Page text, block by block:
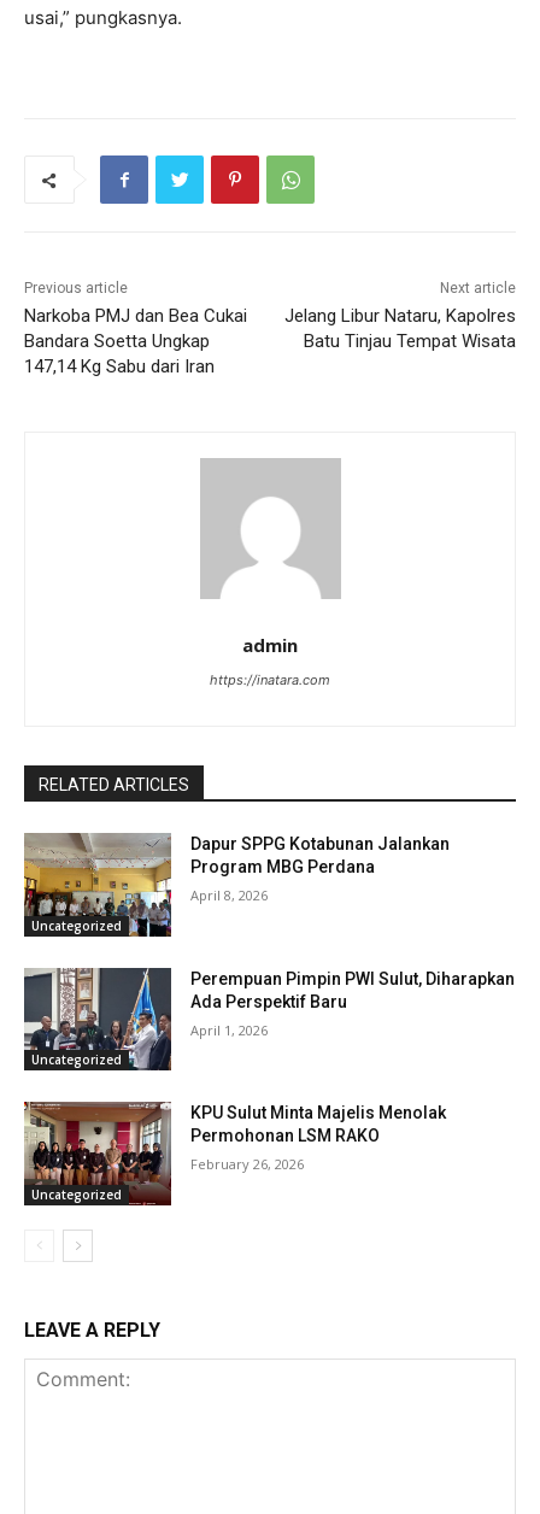
usai,” pungkasnya.
Previous article
Narkoba PMJ dan Bea Cukai
Bandara Soetta Ungkap
147,14 Kg Sabu dari Iran
Next article
Jelang Libur Nataru, Kapolres
Batu Tinjau Tempat Wisata
admin
https://inatara.com
RELATED ARTICLES
Uncategorized
Dapur SPPG Kotabunan Jalankan
Program MBG Perdana
April 8, 2026
Uncategorized
Perempuan Pimpin PWI Sulut, Diharapkan
Ada Perspektif Baru
April 1, 2026
Uncategorized
KPU Sulut Minta Majelis Menolak
Permohonan LSM RAKO
February 26, 2026
LEAVE A REPLY